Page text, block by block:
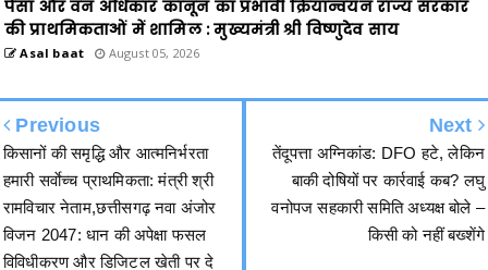
Previous
हमारी सर्वाेच्च प्राथमिकता: मंत्री श्री
रामविचार नेताम,छत्तीसगढ़ नवा अंजोर
विजन 2047: धान की अपेक्षा फसल
विविधीकरण और डिजिटल खेती पर दे
रहें हैं जोर
बाकी दोषियों पर कार्रवाई कब? लघु
वनोपज सहकारी समिति अध्यक्ष बोले –
किसी को नहीं बख्शेंगे